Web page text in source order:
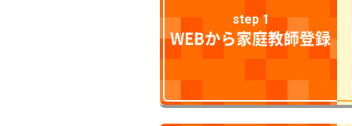
step 1
WEBから家庭教師登録